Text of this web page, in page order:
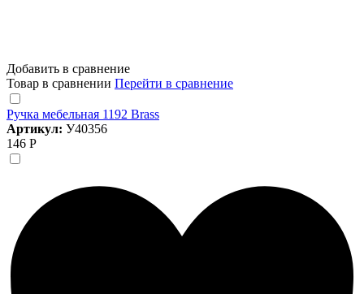
Добавить в сравнение
Товар в сравнении Перейти в сравнение
Ручка мебельная 1192 Brass
Артикул: У40356
146 Р